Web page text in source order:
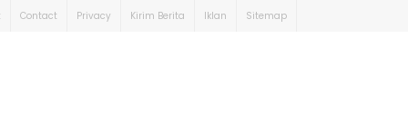
Contact Privacy Kirim Berita Iklan Sitemap